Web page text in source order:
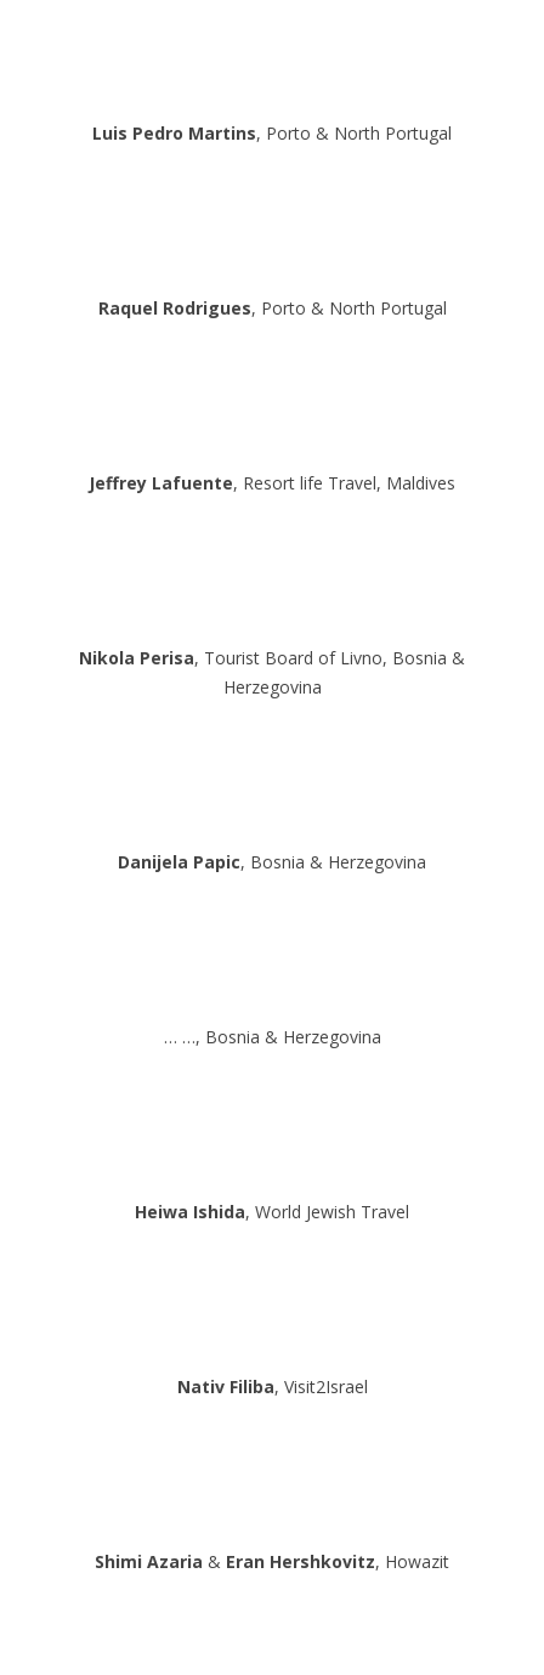
Luis Pedro Martins, Porto & North Portugal
Raquel Rodrigues, Porto & North Portugal
Jeffrey Lafuente, Resort life Travel, Maldives
Nikola Perisa, Tourist Board of Livno, Bosnia &
Herzegovina
Danijela Papic, Bosnia & Herzegovina
… …, Bosnia & Herzegovina
Heiwa Ishida, World Jewish Travel
Nativ Filiba, Visit2Israel
Shimi Azaria & Eran Hershkovitz, Howazit